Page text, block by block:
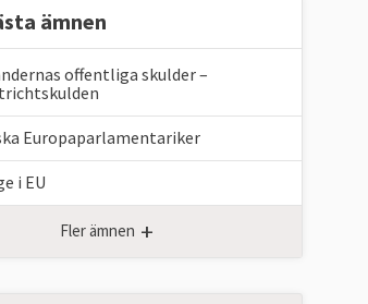
ämnen
offentliga skulder –
Europaparlamentariker
i EU
Fler ämnen +